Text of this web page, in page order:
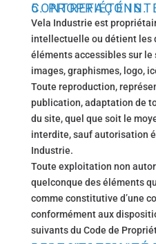
5. PROPRIÉTÉ INTELLECTUELLE ET CONTREFAÇONS.
Vela Industrie est
intellectuelle ou détient les
éléments accessibles sur
images, graphismes, logo,
Toute reproduction,
publication, adaptation de
du site, quel que soit le
interdite, sauf autorisation
Industrie.
Toute exploitation non
quelconque des éléments
comme constitutive d’une
conformément aux
suivants du Code de